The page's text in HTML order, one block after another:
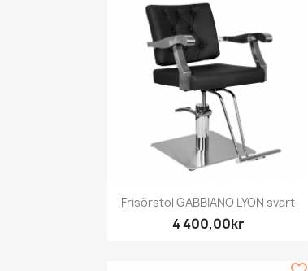
Snabbvy
Frisörstol GABBIANO LYON svart
4 400,00kr